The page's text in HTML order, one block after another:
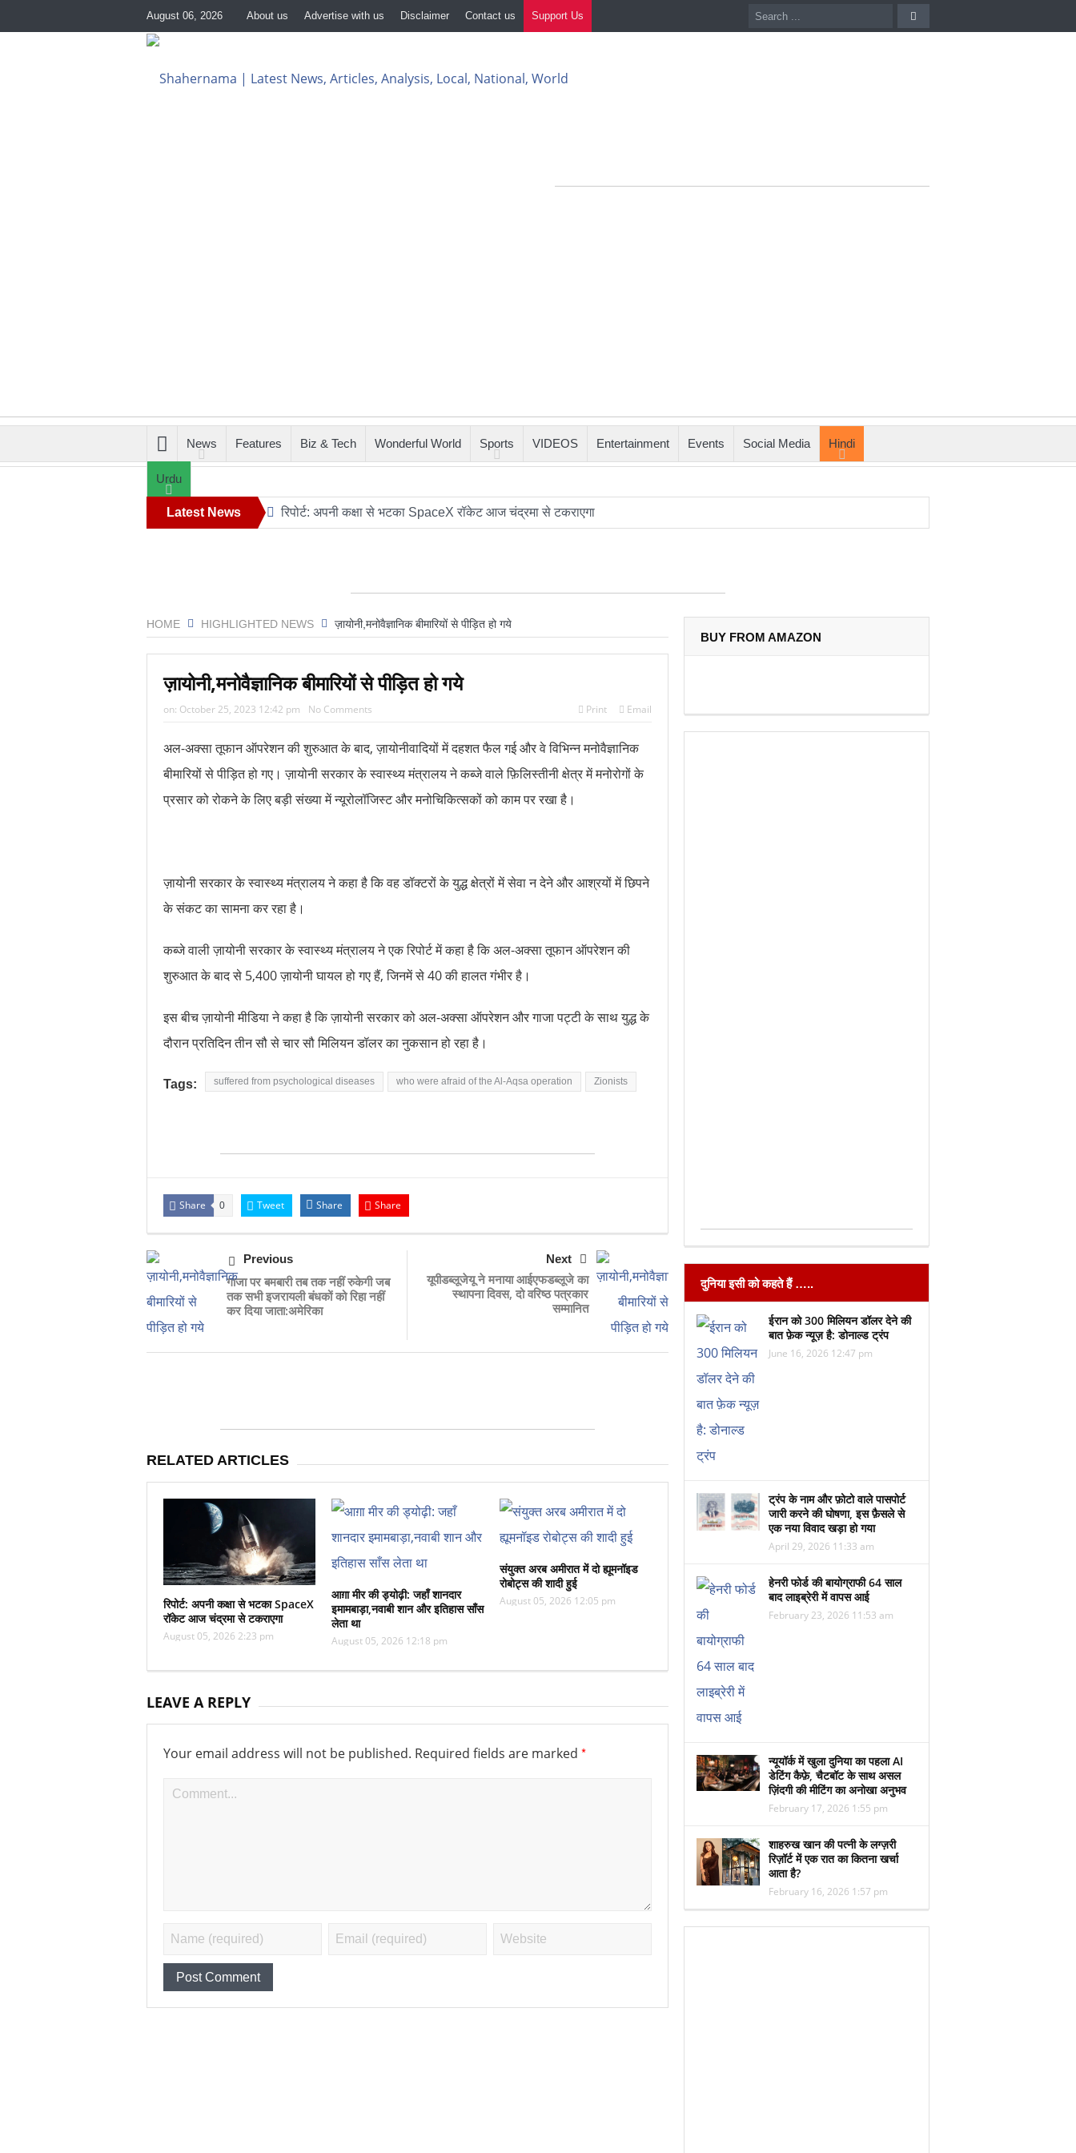
August 06, 2026 About us Advertise with us Disclaimer Contact us Support Us
News Features Biz & Tech Wonderful World Sports VIDEOS Entertainment Events Social Media Hindi
Urdu
Latest News रिपोर्ट: अपनी कक्षा से भटका SpaceX रॉकेट आज चंद्रमा से टकराएगा
‘मैं कहीं नहीं जा रहा’; ईरानी राष्ट्रपति ने इस्तीफ़े और अंदरूनी मतभेदों की खबरों को नकारा
‘2026 के लिए की गई दो भविष्यवाणियां सच हो गई हैं, एक भयानक टकराव होने वाला है’
भारत: जुड़वां भाइयों ने जुड़वां बहनों से शादी की, जुड़वां पादरियों ने धार्मिक रस्म पूरी की
क्या राम गोपाल वर्मा और उर्मिला ने गुपचुप शादी की थी?
HOME HIGHLIGHTED NEWS ज़ायोनी,मनोवैज्ञानिक बीमारियों से पीड़ित हो गये
ज़ायोनी,मनोवैज्ञानिक बीमारियों से पीड़ित हो गये
on: October 25, 2023 12:42 pm No Comments Print Email
अल-अक्सा तूफान ऑपरेशन की शुरुआत के बाद, ज़ायोनीवादियों में दहशत फैल गई और वे विभिन्न मनोवैज्ञानिक
बीमारियों से पीड़ित हो गए। ज़ायोनी सरकार के स्वास्थ्य मंत्रालय ने कब्जे वाले फ़िलिस्तीनी क्षेत्र में मनोरोगों के
प्रसार को रोकने के लिए बड़ी संख्या में न्यूरोलॉजिस्ट और मनोचिकित्सकों को काम पर रखा है।
ज़ायोनी सरकार के स्वास्थ्य मंत्रालय ने कहा है कि वह डॉक्टरों के युद्ध क्षेत्रों में सेवा न देने और आश्रयों में छिपने
के संकट का सामना कर रहा है।
कब्जे वाली ज़ायोनी सरकार के स्वास्थ्य मंत्रालय ने एक रिपोर्ट में कहा है कि अल-अक्सा तूफान ऑपरेशन की
शुरुआत के बाद से 5,400 ज़ायोनी घायल हो गए हैं, जिनमें से 40 की हालत गंभीर है।
इस बीच ज़ायोनी मीडिया ने कहा है कि ज़ायोनी सरकार को अल-अक्सा ऑपरेशन और गाजा पट्टी के साथ युद्ध के
दौरान प्रतिदिन तीन सौ से चार सौ मिलियन डॉलर का नुकसान हो रहा है।
Tags: suffered from psychological diseases who were afraid of the Al-Aqsa operation Zionists
Share 0 Tweet Share Share
Previous
गाजा पर बमबारी तब तक नहीं रुकेगी जब
तक सभी इजरायली बंधकों को रिहा नहीं
कर दिया जाता:अमेरिका
Next
यूपीडब्लूजेयू ने मनाया आईएफडब्लूजे का
स्थापना दिवस, दो वरिष्ठ पत्रकार
सम्मानित
RELATED ARTICLES
रिपोर्ट: अपनी कक्षा से भटका SpaceX
रॉकेट आज चंद्रमा से टकराएगा
August 05, 2026 2:23 pm
आग़ा मीर की ड्योढ़ी: जहाँ शानदार
इमामबाड़ा,नवाबी शान और इतिहास साँस
लेता था
August 05, 2026 12:18 pm
संयुक्त अरब अमीरात में दो ह्यूमनॉइड
रोबोट्स की शादी हुई
August 05, 2026 12:05 pm
LEAVE A REPLY
Your email address will not be published. Required fields are marked *
BUY FROM AMAZON
दुनिया इसी को कहते हैं …..
ईरान को 300 मिलियन डॉलर देने की
बात फ़ेक न्यूज़ है: डोनाल्ड ट्रंप
June 16, 2026 12:47 pm
ट्रंप के नाम और फ़ोटो वाले पासपोर्ट
जारी करने की घोषणा, इस फ़ैसले से
एक नया विवाद खड़ा हो गया
April 29, 2026 11:33 am
हेनरी फोर्ड की बायोग्राफी 64 साल
बाद लाइब्रेरी में वापस आई
February 23, 2026 11:53 am
न्यूयॉर्क में खुला दुनिया का पहला AI
डेटिंग कैफ़े, चैटबॉट के साथ असल
ज़िंदगी की मीटिंग का अनोखा अनुभव
February 17, 2026 1:55 pm
शाहरुख खान की पत्नी के लग्ज़री
रिज़ॉर्ट में एक रात का कितना खर्चा
आता है?
February 16, 2026 1:57 pm